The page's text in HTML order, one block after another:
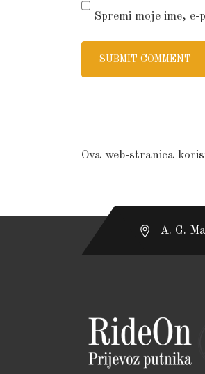
Spremi moje ime,
Ova web-stranica
A. G.